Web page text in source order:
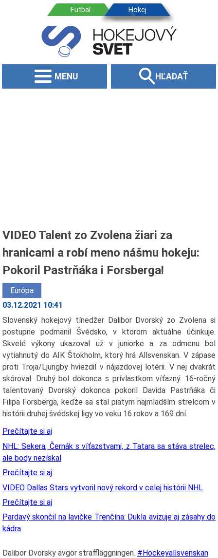
MENU HĽADAŤ
VIDEO Talent zo Zvolena žiari za
hranicami a robí meno nášmu hokeju:
Pokoril Pastrňáka i Forsberga!
Európa
03.12.2021 10:41
Slovenský hokejový tínedžer Dalibor Dvorský zo Zvolena si
postupne podmanil Švédsko, v ktorom aktuálne účinkuje.
Skvelé výkony ukazoval už v juniorke a za odmenu bol
vytiahnutý do AIK Štokholm, ktorý hrá Allsvenskan. V zápase
proti Troja/Ljungby hviezdil v nájazdovej lotérii. V nej dvakrát
skóroval. Druhý bol dokonca s prívlastkom víťazný. 16-ročný
talentovaný Dvorský dokonca pokoril Davida Pastrňáka či
Filipa Forsberga, keďže sa stal piatym najmladším strelcom v
histórii druhej švédskej ligy vo veku 16 rokov a 169 dní.
Prečítajte si aj
NHL: Sekera, Černák s víťazstvami, z Tatara sa stáva strelec,
ale body nezískal
Prečítajte si aj
VIDEO Dallas Stars vytvoril nový rekord v celej histórii NHL
Prečítajte si aj
Pardavý skončil na lavičke Trenčína: Dukla avizuje aj zásahy do
kádra
Dalibor Dvorsky avgör straffläggningen. #Hockeyallsvenskan